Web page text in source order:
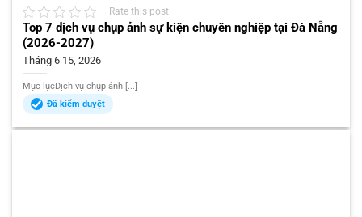
Rate this post
Top 7 dịch vụ chụp ảnh sự kiện chuyên nghiệp tại Đà Nẵng
(2026-2027)
Tháng 6 15, 2026
Mục lụcDịch vụ chụp ảnh [...]
Đã kiểm duyệt